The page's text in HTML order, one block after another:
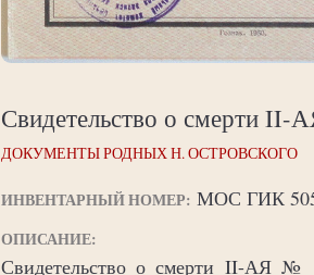
Свидетельство о смерти II-
ДОКУМЕНТЫ РОДНЫХ Н. ОСТРОВСКОГО
ИНВЕНТАРНЫЙ НОМЕР: МОС ГИК
ОПИСАНИЕ:
Свидетельство о смерти II-АЯ №